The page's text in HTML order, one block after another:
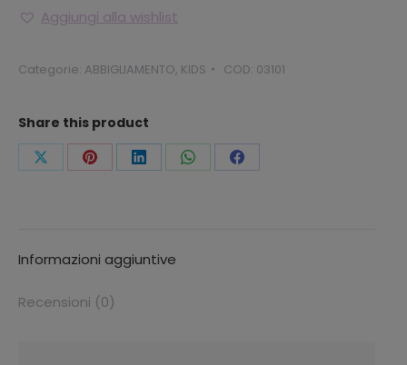
WOMAN
CORTA
quantità
Aggiungi alla wishlist
Categorie: ABBIGLIAMENTO, KIDS COD: 03101
Share this product
CondividiCondividiCondividiCondividiCondividi
Informazioni aggiuntive
Recensioni (0)